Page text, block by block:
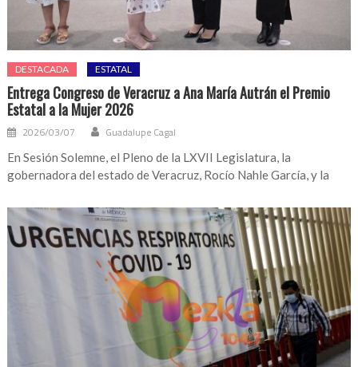
DESTACADA ESTATAL
Entrega Congreso de Veracruz a Ana María Autrán el Premio
Estatal a la Mujer 2026
2026/03/07 Guadalupe Cagal
En Sesión Solemne, el Pleno de la LXVII Legislatura, la
gobernadora del estado de Veracruz, Rocío Nahle García, y la